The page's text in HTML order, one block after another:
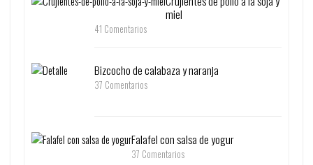
miel
41 Comentarios
Bizcocho de calabaza y naranja
37 Comentarios
Falafel con salsa de yogur
37 Comentarios